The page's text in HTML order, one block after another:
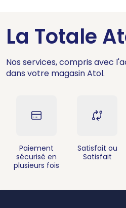
La Totale
Nos services, compris avec
dans votre magasin Atol.
Paiement
sécurisé en
plusieurs fois
Satisfait ou
Satisfait